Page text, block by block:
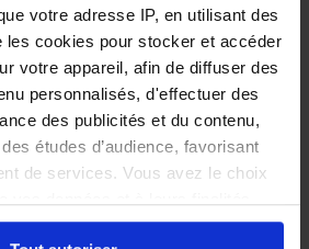
votre adresse IP, en utilisant des
les cookies pour stocker et accéder
votre appareil, afin de diffuser des
personnalisés, d'effectuer des
des publicités et du contenu,
études d’audience, favorisant
de services. Vous avez le choix
ou retirer votre consentement à